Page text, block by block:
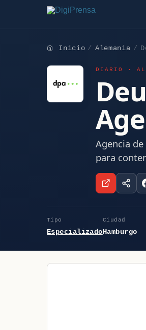
Inicio Alemania
DIARIO ·
Agencia
para
Tipo
Especializado
Ciudad
Hamburgo